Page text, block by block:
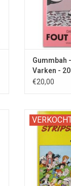
Gummbah
Varken -
€20,00
Derde deel
parodieën op
Yoko